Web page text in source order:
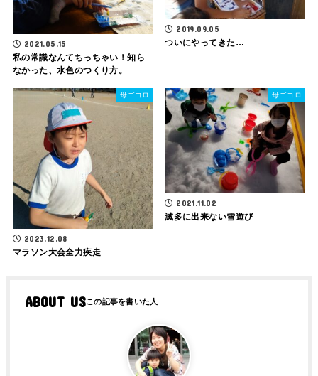
2021.05.15
私の常識なんてちっちゃい！知ら
なかった、水色のつくり方。
2019.09.05
ついにやってきた…
母ゴコロ
2023.12.08
マラソン大会全力疾走
母ゴコロ
2021.11.02
滅多に出来ない雪遊び
ABOUT US